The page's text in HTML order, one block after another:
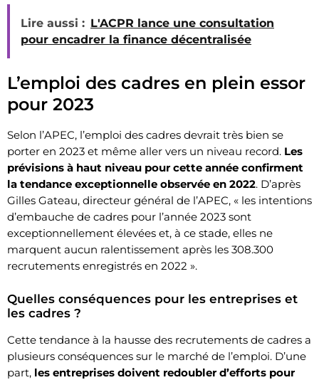
Lire aussi : L'ACPR lance une consultation
pour encadrer la finance décentralisée
L’emploi des cadres en plein essor
pour 2023
Selon l’APEC, l’emploi des cadres devrait très bien se
porter en 2023 et même aller vers un niveau record. Les
prévisions à haut niveau pour cette année confirment
la tendance exceptionnelle observée en 2022. D’après
Gilles Gateau, directeur général de l’APEC, « les intentions
d’embauche de cadres pour l’année 2023 sont
exceptionnellement élevées et, à ce stade, elles ne
marquent aucun ralentissement après les 308.300
recrutements enregistrés en 2022 ».
Quelles conséquences pour les entreprises et
les cadres ?
Cette tendance à la hausse des recrutements de cadres a
plusieurs conséquences sur le marché de l’emploi. D’une
part, les entreprises doivent redoubler d’efforts pour